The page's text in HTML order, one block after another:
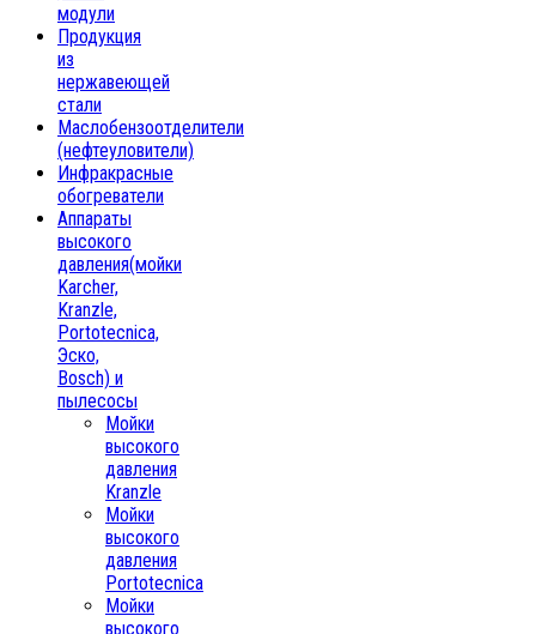
модули
Продукция
из
нержавеющей
стали
Маслобензоотделители
(нефтеуловители)
Инфракрасные
обогреватели
Аппараты
высокого
давления(мойки
Karcher,
Kranzle,
Portotecnica,
Эско,
Bosch) и
пылесосы
Мойки
высокого
давления
Kranzle
Мойки
высокого
давления
Portotecnica
Мойки
высокого